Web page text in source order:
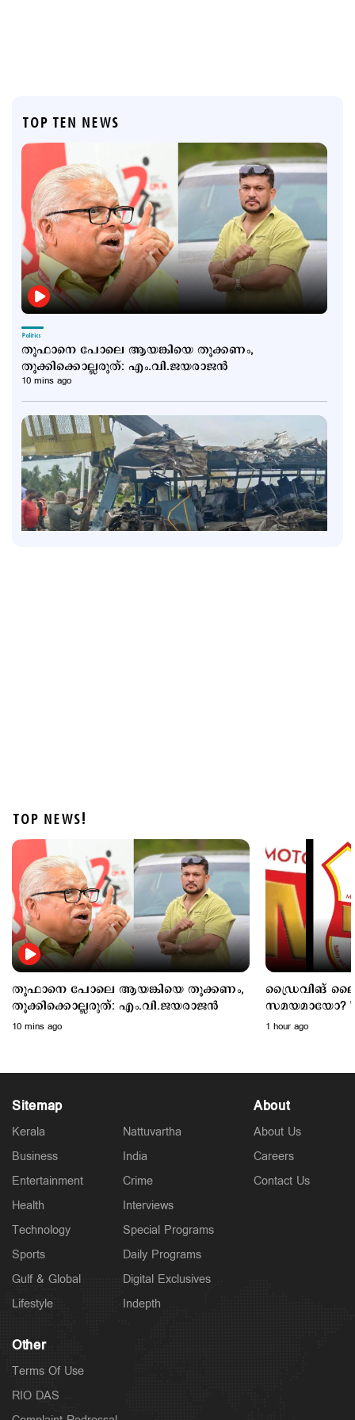
TOP TEN NEWS
Politics
തൂഫാനെ പോലെ ആയങ്കിയെ തൂക്കണം,
തൂക്കിക്കൊല്ലരുത്: എം.വി.ജയരാജന്‍
10 mins ago
Latest
രക്ഷാപ്രവര്‍ത്തകന്‍ രാജേഷിന്‍റെ മൃതദേഹത്തോട്
അനാദരം; തഹസില്‍ദാരെ സസ്പെന്‍ഡ് ചെയ്യും
3 hours ago
Latest
ഒളിവില്‍ പോകാന്‍ സഹായിച്ച നാലുപേര്‍
കസ്റ്റഡിയില്‍
TOP NEWS!
തൂഫാനെ പോലെ ആയങ്കിയെ തൂക്കണം,
തൂക്കിക്കൊല്ലരുത്: എം.വി.ജയരാജന്‍
10 mins ago
ഡ്രൈവിങ്
സമയമായോ?
1 hour ago
Sitemap
Kerala
Business
Entertainment
Health
Technology
Sports
Gulf & Global
Lifestyle
Nattuvartha
India
Crime
Interviews
Special Programs
Daily Programs
Digital Exclusives
Indepth
About
About Us
Careers
Contact Us
Other
Terms Of Use
RIO DAS